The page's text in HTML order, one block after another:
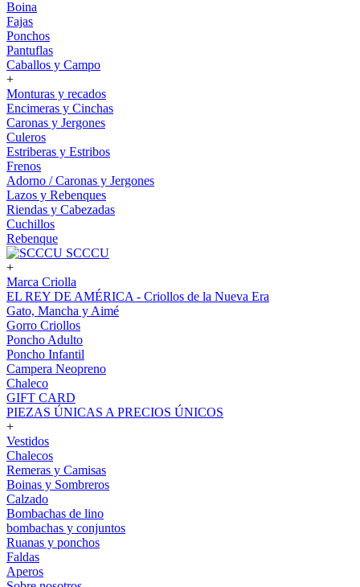
Boina
Fajas
Ponchos
Pantuflas
Caballos y Campo
+
Monturas y recados
Encimeras y Cinchas
Caronas y Jergones
Culeros
Estriberas y Estribos
Frenos
Adorno / Caronas y Jergones
Lazos y Rebenques
Riendas y Cabezadas
Cuchillos
Rebenque
SCCCU
+
Marca Criolla
EL REY DE AMÉRICA - Criollos de la Nueva Era
Gato, Mancha y Aimé
Gorro Criollos
Poncho Adulto
Poncho Infantil
Campera Neopreno
Chaleco
GIFT CARD
PIEZAS ÚNICAS A PRECIOS ÚNICOS
+
Vestidos
Chalecos
Remeras y Camisas
Boinas y Sombreros
Calzado
Bombachas de lino
bombachas y conjuntos
Ruanas y ponchos
Faldas
Aperos